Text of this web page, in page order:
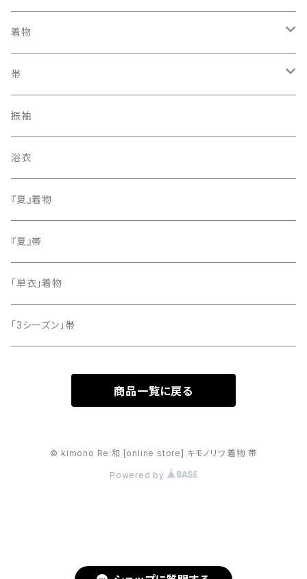
着物
訪問着・付下げ
紬
色無地
小紋
留袖
帯
袋帯
名古屋帯
振袖
浴衣
『夏』着物
『夏』帯
「単衣」着物
「3シーズン」帯
商品一覧に戻る
© kimono Re:和 [online store] キモノリワ 着物 帯
Powered by